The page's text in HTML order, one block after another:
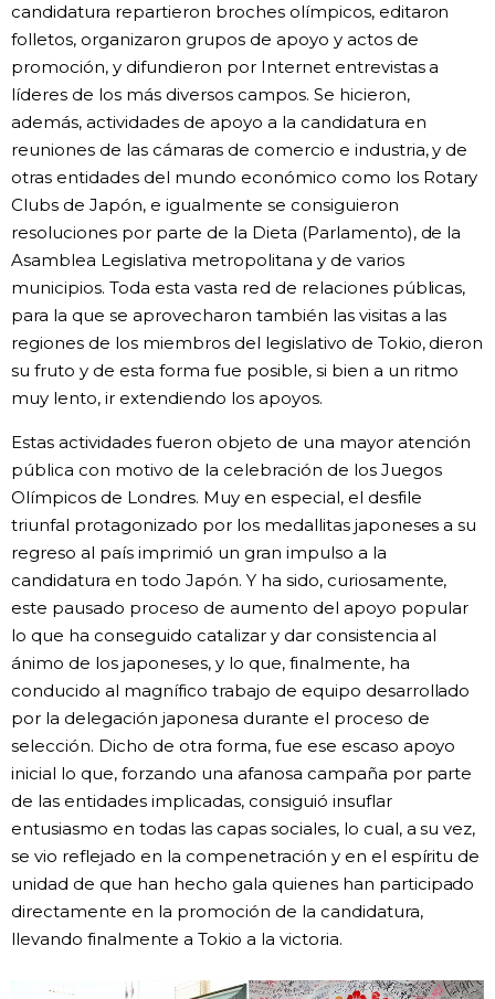
candidatura repartieron broches olímpicos, editaron
folletos, organizaron grupos de apoyo y actos de
promoción, y difundieron por Internet entrevistas a
líderes de los más diversos campos. Se hicieron,
además, actividades de apoyo a la candidatura en
reuniones de las cámaras de comercio e industria, y de
otras entidades del mundo económico como los Rotary
Clubs de Japón, e igualmente se consiguieron
resoluciones por parte de la Dieta (Parlamento), de la
Asamblea Legislativa metropolitana y de varios
municipios. Toda esta vasta red de relaciones públicas,
para la que se aprovecharon también las visitas a las
regiones de los miembros del legislativo de Tokio, dieron
su fruto y de esta forma fue posible, si bien a un ritmo
muy lento, ir extendiendo los apoyos.
Estas actividades fueron objeto de una mayor atención
pública con motivo de la celebración de los Juegos
Olímpicos de Londres. Muy en especial, el desfile
triunfal protagonizado por los medallitas japoneses a su
regreso al país imprimió un gran impulso a la
candidatura en todo Japón. Y ha sido, curiosamente,
este pausado proceso de aumento del apoyo popular
lo que ha conseguido catalizar y dar consistencia al
ánimo de los japoneses, y lo que, finalmente, ha
conducido al magnífico trabajo de equipo desarrollado
por la delegación japonesa durante el proceso de
selección. Dicho de otra forma, fue ese escaso apoyo
inicial lo que, forzando una afanosa campaña por parte
de las entidades implicadas, consiguió insuflar
entusiasmo en todas las capas sociales, lo cual, a su vez,
se vio reflejado en la compenetración y en el espíritu de
unidad de que han hecho gala quienes han participado
directamente en la promoción de la candidatura,
llevando finalmente a Tokio a la victoria.